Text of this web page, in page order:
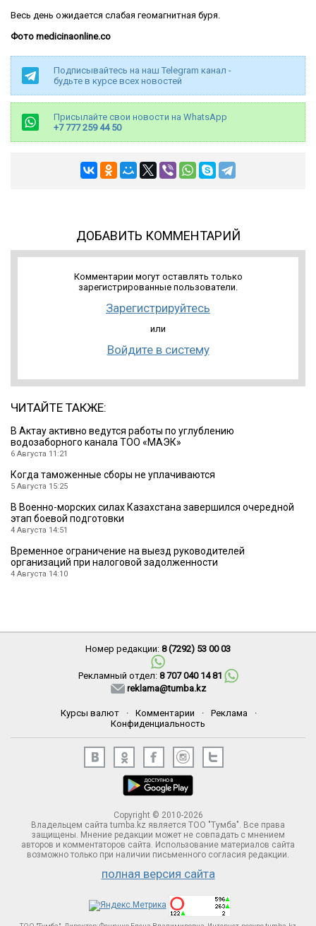
Весь день ожидается слабая геомагнитная буря.
Фото medicinaonline.co
Подписывайтесь на наш Telegram канал -
будьте в курсе всех новостей
Присылайте свои новости на WhatsApp
+7 777 259 44 50
ДОБАВИТЬ КОММЕНТАРИЙ
Комментарии могут оставлять только
зарегистрированные пользователи.
Зарегистрируйтесь
или
Войдите в систему
ЧИТАЙТЕ ТАКЖЕ:
В Актау активно ведутся работы по углублению
водозаборного канала ТОО «МАЭК»
6 Августа 11:21
Когда таможенные сборы не уплачиваются
5 Августа 15:25
В Военно-морских силах Казахстана завершился очередной
этап боевой подготовки
4 Августа 14:51
Временное ограничение на выезд руководителей
организаций при налоговой задолженности
4 Августа 14:10
Номер редакции: 8 (7292) 53 00 03
Рекламный отдел: 8 707 040 14 81
reklama@tumba.kz
Курсы валют · Комментарии · Реклама
·
Конфиденциальность
Copyright © 2010-2026
Владельцем сайта tumba.kz является ТОО "Тумба". Все права
защищены. Мнение редакции может не совпадать с мнением
авторов и комментаторов сайта. Использование материалов сайта
возможно только при наличии письменного согласия редакции.
полная версия сайта